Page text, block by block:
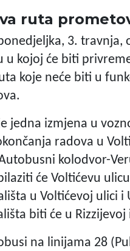
ruta
3. travnja,
u kojoj će biti
koje neće biti u
jedna izmjena u
radova u
kolodvor-
će Voltićevu
u Voltićevoj ulici
biti će u Rizzijevoj
na linijama 28